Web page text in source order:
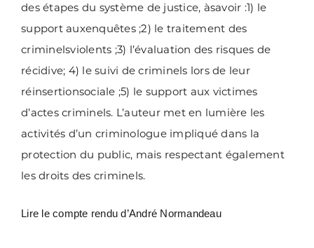
des étapes du système de justice, àsavoir :1) le
support auxenquêtes ;2) le traitement des
criminelsviolents ;3) l’évaluation des risques de
récidive; 4) le suivi de criminels lors de leur
réinsertionsociale ;5) le support aux victimes
d’actes criminels. L’auteur met en lumière les
activités d’un criminologue impliqué dans la
protection du public, mais respectant également
les droits des criminels.
Lire le compte rendu d’André Normandeau